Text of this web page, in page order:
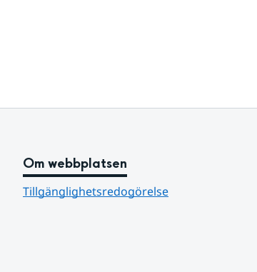
Om webbplatsen
Tillgänglighetsredogörelse